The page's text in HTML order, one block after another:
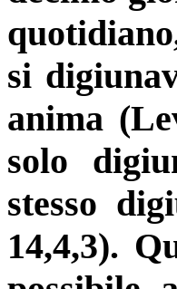
si
anima
solo
stesso
14,4,3).